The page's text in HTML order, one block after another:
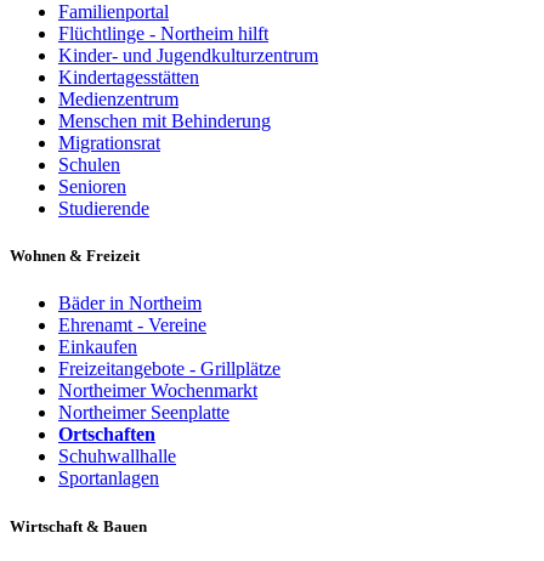
Familienportal
Flüchtlinge - Northeim hilft
Kinder- und Jugendkulturzentrum
Kindertagesstätten
Medienzentrum
Menschen mit Behinderung
Migrationsrat
Schulen
Senioren
Studierende
Wohnen & Freizeit
Bäder in Northeim
Ehrenamt - Vereine
Einkaufen
Freizeitangebote - Grillplätze
Northeimer Wochenmarkt
Northeimer Seenplatte
Ortschaften
Schuhwallhalle
Sportanlagen
Wirtschaft & Bauen